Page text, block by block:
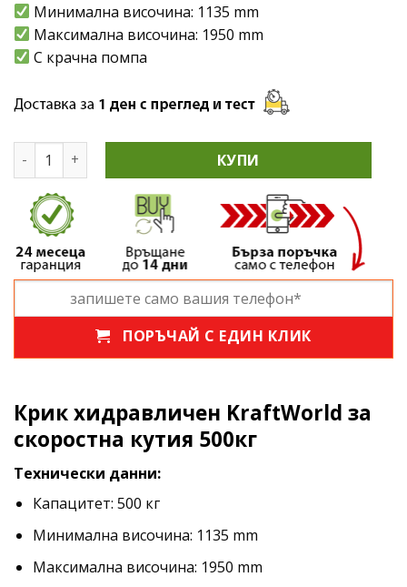
Минимална височина: 1135 mm
Максимална височина: 1950 mm
С крачна помпа
количество за Крик хидравличен KraftWorld за
КУПИ
ПОРЪЧАЙ С ЕДИН КЛИК
Крик хидравличен KraftWorld за
скоростна кутия 500кг
Технически данни:
Капацитет: 500 кг
Минимална височина: 1135 mm
Максимална височина: 1950 mm